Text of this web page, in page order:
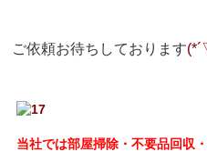
ご依頼お待ちしております
当社では部屋掃除・不要品回収